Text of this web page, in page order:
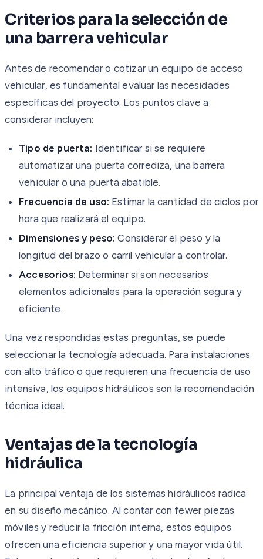
Criterios para la selección de
una barrera vehicular
Antes de recomendar o cotizar un equipo de acceso
vehicular, es fundamental evaluar las necesidades
específicas del proyecto. Los puntos clave a
considerar incluyen:
Tipo de puerta: Identificar si se requiere
automatizar una puerta corrediza, una barrera
vehicular o una puerta abatible.
Frecuencia de uso: Estimar la cantidad de ciclos por
hora que realizará el equipo.
Dimensiones y peso: Considerar el peso y la
longitud del brazo o carril vehicular a controlar.
Accesorios: Determinar si son necesarios
elementos adicionales para la operación segura y
eficiente.
Una vez respondidas estas preguntas, se puede
seleccionar la tecnología adecuada. Para instalaciones
con alto tráfico o que requieren una frecuencia de uso
intensiva, los equipos hidráulicos son la recomendación
técnica ideal.
Ventajas de la tecnología
hidráulica
La principal ventaja de los sistemas hidráulicos radica
en su diseño mecánico. Al contar con fewer piezas
móviles y reducir la fricción interna, estos equipos
ofrecen una eficiencia superior y una mayor vida útil.